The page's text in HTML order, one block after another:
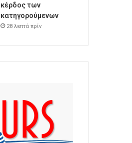
κέρδος των
κατηγορούμενων
28 λεπτά πρίν